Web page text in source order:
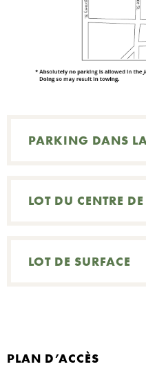
PARKING DANS
LOT DU CENTRE
LOT DE SURFACE
PLAN D’ACCÈS